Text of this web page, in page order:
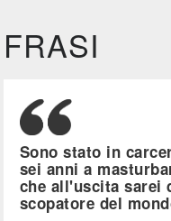
FRASI
Sono stato in
sei anni a
che all'uscita sarei
scopatore del